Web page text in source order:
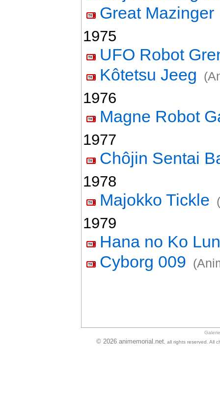
Great Mazinger
1975
UFO Robot
Kôtetsu Jeeg
1976
Magne Robot
1977
Chôjin Sentai
1978
Majokko Tickle
1979
Hana no Ko
Cyborg 009
Galerie
© 2026 animemorial.net, all rights reserved. All